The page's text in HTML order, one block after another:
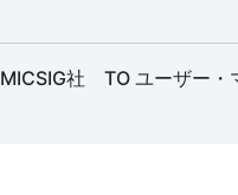
MICSIG社 TO ユーザー・